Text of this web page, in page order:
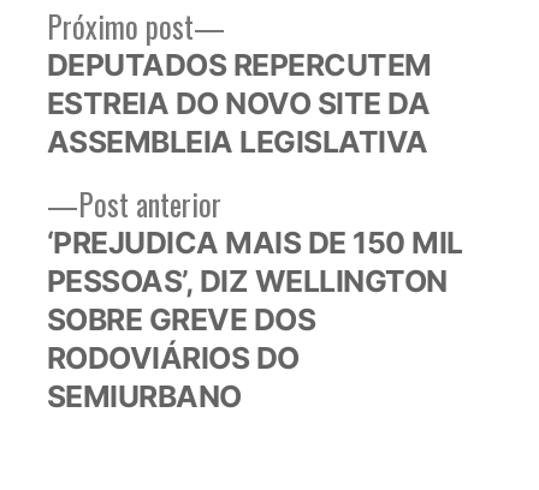
Navegação
de
Post
Post anteriorPost
anterior:
‘PREJUDICA MAIS DE 150 MIL
PESSOAS’, DIZ WELLINGTON
SOBRE GREVE DOS
RODOVIÁRIOS DO
SEMIURBANO
Próximo post
Próximo
post:
DEPUTADOS REPERCUTEM
ESTREIA DO NOVO SITE DA
ASSEMBLEIA LEGISLATIVA